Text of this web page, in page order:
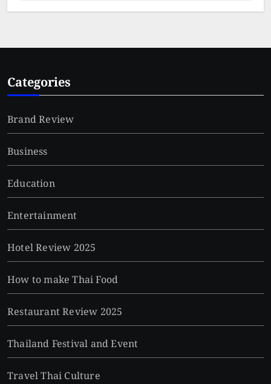
Categories
Brand Review
Business
Education
Entertainment
Hotel Review 2025
How to make Thai Food
Restaurant Review 2025
Thailand Festival and Event
Travel Thai Culture